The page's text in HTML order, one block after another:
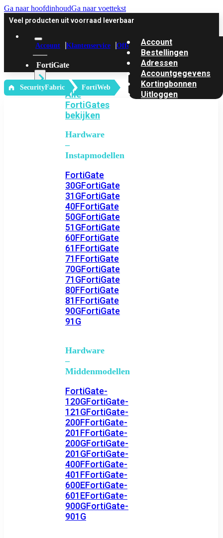
Ga naar hoofdinhoudGa naar voettekst
Veel producten uit voorraad leverbaar
Account Klantenservice Offerte
FortiGate
Alle
FortiGates
bekijken
Hardware
–
Instapmodellen
FortiGate
30GFortiGate
31GFortiGate
40FFortiGate
50GFortiGate
51GFortiGate
60FFortiGate
61FFortiGate
71FFortiGate
70GFortiGate
71GFortiGate
80FFortiGate
81FFortiGate
90GFortiGate
91G
Hardware
–
Middenmodellen
FortiGate-
120GFortiGate-
121GFortiGate-
200FFortiGate-
201FFortiGate-
200GFortiGate-
201GFortiGate-
400FFortiGate-
401FFortiGate-
600EFortiGate-
601EFortiGate-
900GFortiGate-
901G
Account
Bestellingen
Adressen
Accountgegevens
Kortingbonnen
Uitloggen
‎ SecurityFabric FortiWeb